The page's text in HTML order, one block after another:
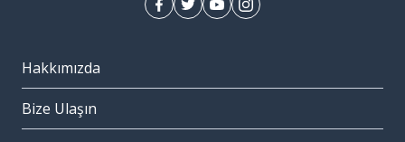
Hakkımızda
Bize Ulaşın